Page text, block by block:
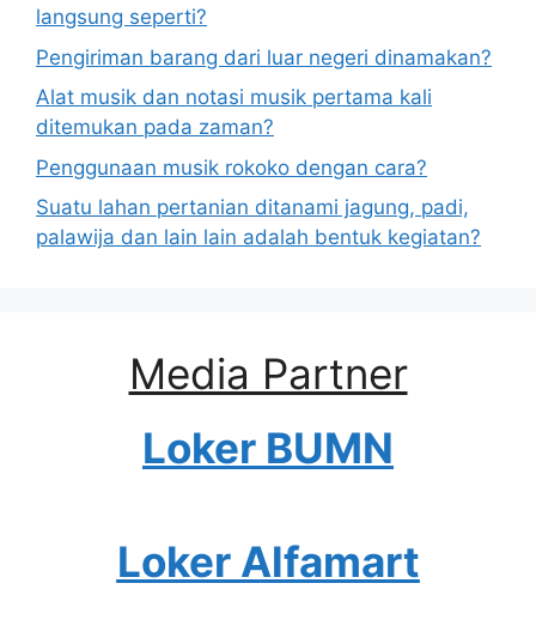
langsung seperti?
Pengiriman barang dari luar negeri dinamakan?
Alat musik dan notasi musik pertama kali
ditemukan pada zaman?
Penggunaan musik rokoko dengan cara?
Suatu lahan pertanian ditanami jagung, padi,
palawija dan lain lain adalah bentuk kegiatan?
Media Partner
Loker BUMN
Loker Alfamart